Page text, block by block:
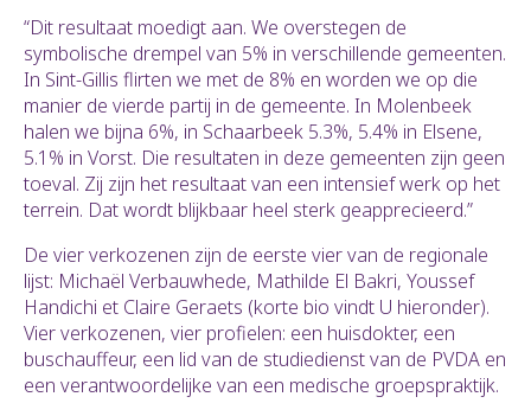
“Dit resultaat moedigt aan. We overstegen de
symbolische drempel van 5% in verschillende gemeenten.
In Sint-Gillis flirten we met de 8% en worden we op die
manier de vierde partij in de gemeente. In Molenbeek
halen we bijna 6%, in Schaarbeek 5.3%, 5.4% in Elsene,
5.1% in Vorst. Die resultaten in deze gemeenten zijn geen
toeval. Zij zijn het resultaat van een intensief werk op het
terrein. Dat wordt blijkbaar heel sterk geapprecieerd.”
De vier verkozenen zijn de eerste vier van de regionale
lijst: Michaël Verbauwhede, Mathilde El Bakri, Youssef
Handichi et Claire Geraets (korte bio vindt U hieronder).
Vier verkozenen, vier profielen: een huisdokter, een
buschauffeur, een lid van de studiedienst van de PVDA en
een verantwoordelijke van een medische groepspraktijk.